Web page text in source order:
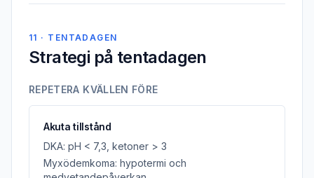
11 · TENTADAGEN
Strategi på tentadagen
REPETERA KVÄLLEN FÖRE
Akuta tillstånd
DKA: pH < 7,3, ketoner > 3
Myxödemkoma: hypotermi och